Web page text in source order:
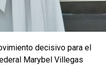
decisivo para el
Marybel Villegas